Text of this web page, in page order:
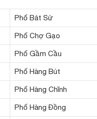
Phố Bát Sứ
Phố Chợ Gạo
Phố Gầm Cầu
Phố Hàng Bút
Phố Hàng Chĩnh
Phố Hàng Đồng